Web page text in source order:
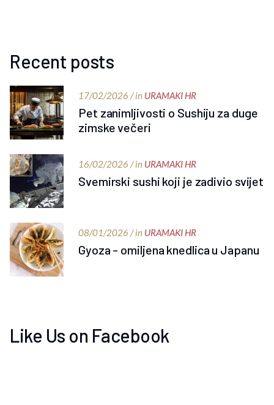
Recent posts
17/02/2026 / in URAMAKI HR
Pet zanimljivosti o Sushiju za duge
zimske večeri
16/02/2026 / in URAMAKI HR
Svemirski sushi koji je zadivio svijet
08/01/2026 / in URAMAKI HR
Gyoza - omiljena knedlica u Japanu
Like Us on Facebook